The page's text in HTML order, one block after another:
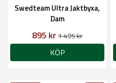
Swedteam Ultra Jaktbyxa,
Dam
895 kr 1 495 kr
KÖP